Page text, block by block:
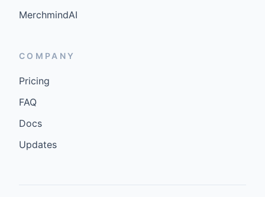
MerchmindAI
COMPANY
Pricing
FAQ
Docs
Updates